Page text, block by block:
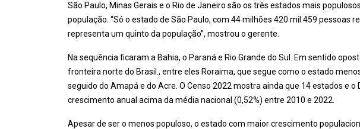
São Paulo, Minas Gerais e o Rio de Janeiro são os três estados mais
população. “Só o estado de São Paulo, com 44 milhões 420 mil 459 pessoas
representa um quinto da população”, mostrou o gerente.
Na sequência ficaram a Bahia, o Paraná e Rio Grande do Sul. Em sentido
fronteira norte do Brasil., entre eles Roraima, que segue como o estado
seguido do Amapá e do Acre. O Censo 2022 mostra ainda que 14 estados e o
crescimento anual acima da média nacional (0,52%) entre 2010 e 2022.
Apesar de ser o menos populoso, o estado com maior crescimento